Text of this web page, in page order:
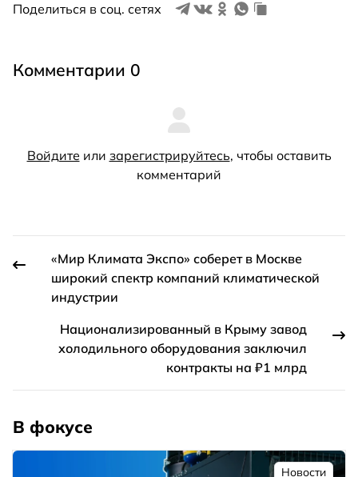
Поделиться в соц. сетях
Комментарии 0
Войдите или зарегистрируйтесь, чтобы оставить
комментарий
«Мир Климата Экспо» соберет в Москве
широкий спектр компаний климатической
индустрии
Национализированный в Крыму завод
холодильного оборудования заключил
контракты на ₽1 млрд
В фокусе
Новости